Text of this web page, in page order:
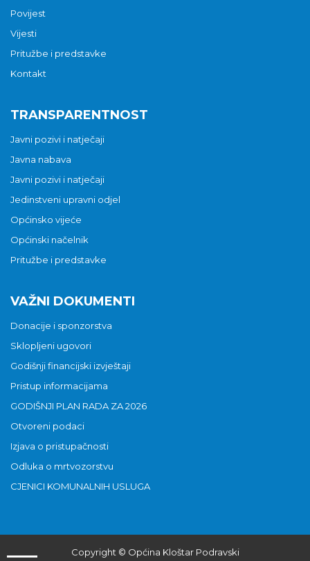
Povijest
Vijesti
Pritužbe i predstavke
Kontakt
TRANSPARENTNOST
Javni pozivi i natječaji
Javna nabava
Javni pozivi i natječaji
Jedinstveni upravni odjel
Općinsko vijeće
Općinski načelnik
Pritužbe i predstavke
VAŽNI DOKUMENTI
Donacije i sponzorstva
Sklopljeni ugovori
Godišnji financijski izvještaji
Pristup informacijama
GODIŠNJI PLAN RADA ZA 2026
Otvoreni podaci
Izjava o pristupačnosti
Odluka o mrtvozorstvu
CJENICI KOMUNALNIH USLUGA
Copyright © Općina Kloštar Podravski